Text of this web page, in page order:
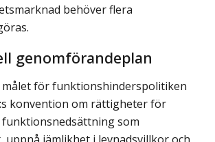
behöver flera
genomförandeplan
för funktionshinderspolitiken
konvention om rättigheter för
som